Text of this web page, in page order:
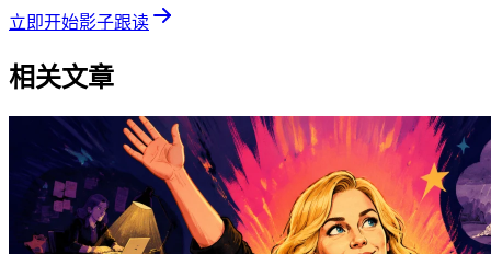
立即开始影子跟读
相关文章